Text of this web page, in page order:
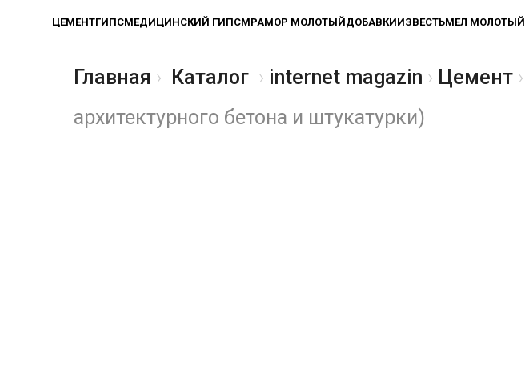
ЦЕМЕНТГИПСМЕДИЦИНСКИЙ ГИПСМРАМОР МОЛОТЫЙДОБАВКИИЗВЕСТЬМЕЛ МОЛОТЫЙ
Главная Каталог internet magazin Цемент
архитектурного бетона и штукатурки)